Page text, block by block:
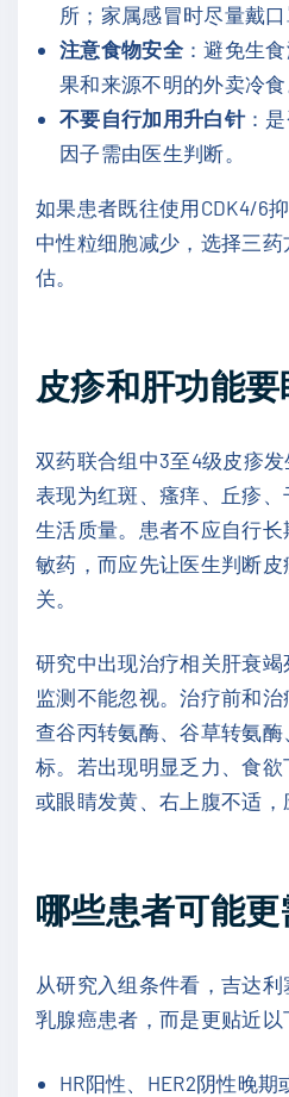
所；家属感冒时尽量戴口
注意食物安全：避免生
果和来源不明的外卖冷食
不要自行加用升白针：
因子需由医生判断。
如果患者既往使用CDK4/6
中性粒细胞减少，选择三
估。
皮疹和肝功能
双药联合组中3至4级皮疹
表现为红斑、瘙痒、丘疹
生活质量。患者不应自行
敏药，而应先让医生判断
关。
研究中出现治疗相关肝衰
监测不能忽视。治疗前和
查谷丙转氨酶、谷草转氨
标。若出现明显乏力、食
或眼睛发黄、右上腹不适，
哪些患者可能更
从研究入组条件看，吉达
乳腺癌患者，而是更贴近以
HR阳性、HER2阴性晚期